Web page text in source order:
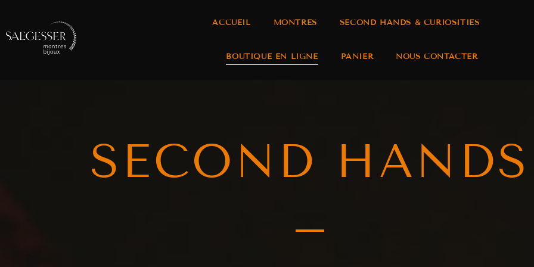
ACCUEIL MONTRES SECOND HANDS & CURIOSITIES
BOUTIQUE EN LIGNE PANIER NOUS CONTACTER
SECOND HANDS